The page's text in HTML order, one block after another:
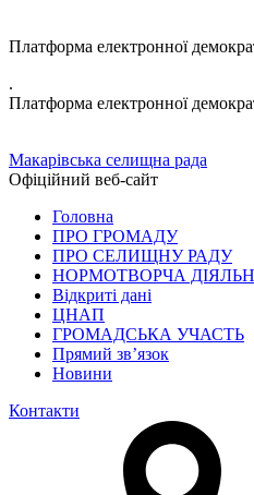
Платформа електронної
.
Платформа електронної
Макарівська селищна рада
Офіційний веб-сайт
Головна
ПРО ГРОМАДУ
ПРО СЕЛИЩНУ РАДУ
НОРМОТВОРЧА
Відкриті дані
ЦНАП
ГРОМАДСЬКА УЧАСТЬ
Прямий зв’язок
Новини
Контакти